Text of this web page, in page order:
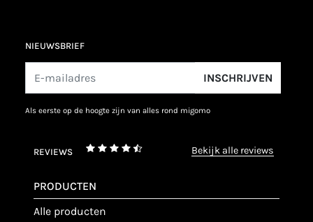
NIEUWSBRIEF
INSCHRIJVEN
als eerste op de hoogte zijn van alles rond migomo
REVIEWS bekijk alle reviews
PRODUCTEN
alle producten